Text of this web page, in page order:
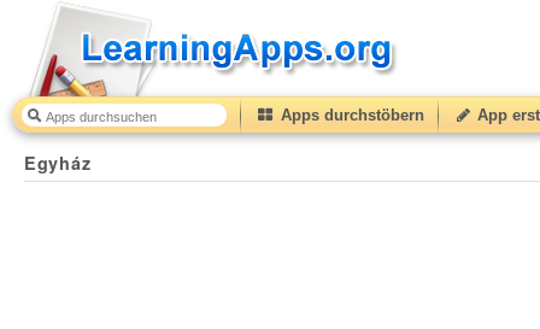
Apps durchstöbern App
Egyház